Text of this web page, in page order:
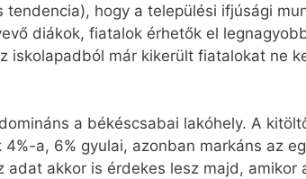
tendencia), hogy a települési ifjúsági
diákok, fiatalok érhetők el
iskolapadból már kikerült fiatalokat ne
a békéscsabai lakóhely. A
a, 6% gyulai, azonban markáns az
adat akkor is érdekes lesz majd, amikor